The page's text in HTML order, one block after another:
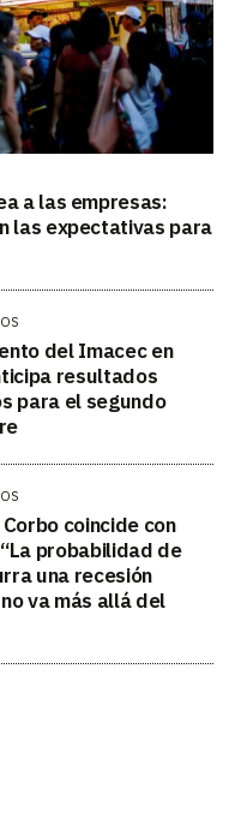
a las empresas:
las expectativas para
del Imacec en
resultados
para el segundo
coincide con
probabilidad de
una recesión
va más allá del